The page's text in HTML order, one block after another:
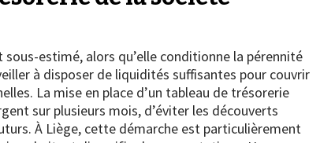
estimé, alors qu’elle conditionne la pérennité
à disposer de liquidités suffisantes pour couvrir
La mise en place d’un tableau de trésorerie
sur plusieurs mois, d’éviter les découverts
À Liège, cette démarche est particulièrement